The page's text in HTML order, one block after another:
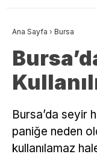
Ana Sayfa › Bursa
Bursa’da seyir
paniğe neden
kullanılamaz